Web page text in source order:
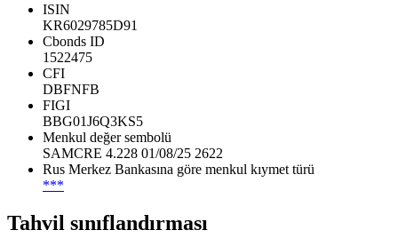
ISIN
KR6029785D91
Cbonds ID
1522475
CFI
DBFNFB
FIGI
BBG01J6Q3KS5
Menkul değer sembolü
SAMCRE 4.228 01/08/25 2622
Rus Merkez Bankasına göre menkul kıymet türü
***
Tahvil sınıflandırması